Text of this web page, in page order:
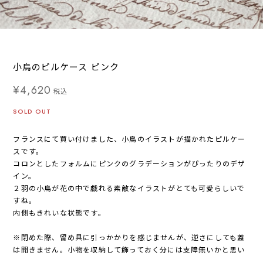
小鳥のピルケース ピンク
¥4,620 税込
SOLD OUT
フランスにて買い付けました、小鳥のイラストが描かれたピルケー
スです。
コロンとしたフォルムにピンクのグラデーションがぴったりのデザ
イン。
２羽の小鳥が花の中で戯れる素敵なイラストがとても可愛らしいで
すね。
内側もきれいな状態です。
※閉めた際、留め具に引っかかりを感じませんが、逆さにしても蓋
は開きません。小物を収納して飾っておく分には支障無いかと思い